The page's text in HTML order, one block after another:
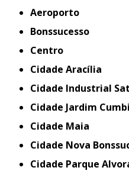
Aeroporto
Bonssucesso
Centro
Cidade Aracília
Cidade Industrial
Cidade Jardim
Cidade Maia
Cidade Nova
Cidade Parque